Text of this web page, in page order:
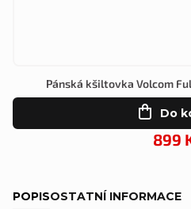
Pánská kšiltovka Volcom
899
Do
POPISOSTATNÍ INFORMACE